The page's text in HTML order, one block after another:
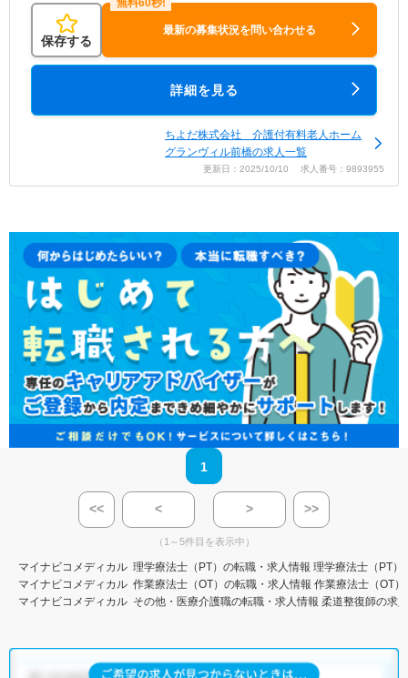
保存する
最新の募集状況を問い合わせる
詳細を見る
ちよだ株式会社 介護付有料老人ホーム
グランヴィル前橋の求人一覧
更新日：2025/10/10 求人番号：9893955
1
<< < > >>
（1～5件目を表示中）
マイナビコメディカル 理学療法士（PT）の転職・求人情報 理学療法士（PT）
マイナビコメディカル 作業療法士（OT）の転職・求人情報 作業療法士（OT
マイナビコメディカル その他・医療介護職の転職・求人情報 柔道整復師の求